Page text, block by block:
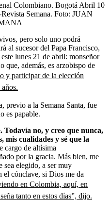
Colombiano. Bogotá Abril 10
Semana. Foto: JUAN
pero solo uno podrá
al sucesor del Papa Francisco,
lunes 21 de abril: monseñor
que, además, es arzobispo de
y participar de la elección
a la Semana Santa, fue
es papable.
Todavía no, y creo que nunca,
mis cualidades y sé que la
cargo de altísima
por la gracia. Más bien, me
sea elegido, a ser muy
el cónclave, si Dios me da
en Colombia, aquí, en
tanto en estos días”, dijo.